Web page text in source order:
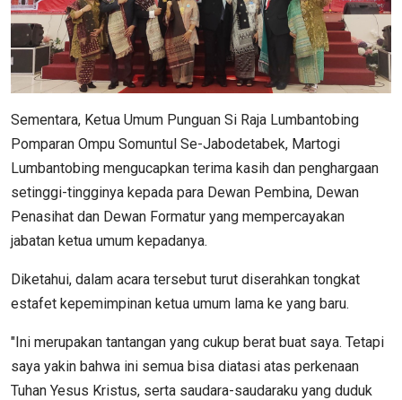
Sementara, Ketua Umum Punguan Si Raja Lumbantobing
Pomparan Ompu Somuntul Se-Jabodetabek, Martogi
Lumbantobing mengucapkan terima kasih dan penghargaan
setinggi-tingginya kepada para Dewan Pembina, Dewan
Penasihat dan Dewan Formatur yang mempercayakan
jabatan ketua umum kepadanya.
Diketahui, dalam acara tersebut turut diserahkan tongkat
estafet kepemimpinan ketua umum lama ke yang baru.
"Ini merupakan tantangan yang cukup berat buat saya. Tetapi
saya yakin bahwa ini semua bisa diatasi atas perkenaan
Tuhan Yesus Kristus, serta saudara-saudaraku yang duduk